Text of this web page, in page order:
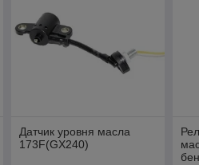
Датчик уровня масла
173F(GX240)